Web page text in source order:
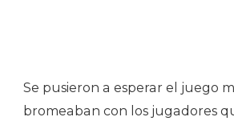
Se pusieron a esperar el juego
bromeaban con los jugadores